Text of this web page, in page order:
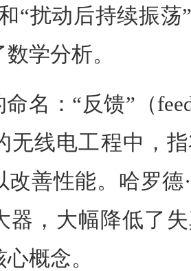
“扰动后持续振
学分析。
名：“反馈”（
无线电工程中，
改善性能。哈罗德
器，大幅降低了
概念。